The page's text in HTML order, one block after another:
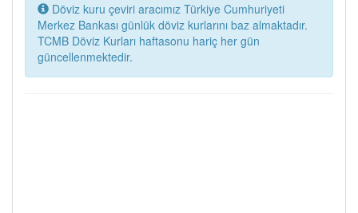
Döviz kuru çeviri aracımız Türkiye Cumhuriyeti
Merkez Bankası günlük döviz kurlarını baz almaktadır.
TCMB Döviz Kurları haftasonu hariç her gün
güncellenmektedir.